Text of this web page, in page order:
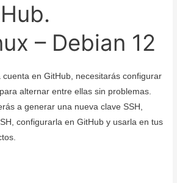
– Debian 12
cuenta en GitHub, necesitarás configurar
alternar entre ellas sin problemas.
a generar una nueva clave SSH,
configurarla en GitHub y usarla en tus